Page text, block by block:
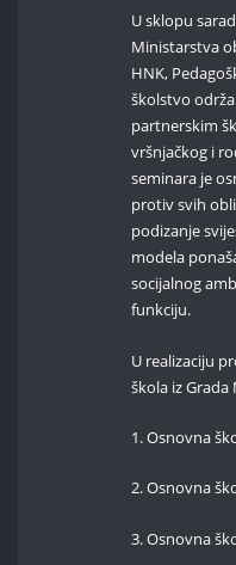
U sklopu
Ministarstva
HNK,
školstvo
partnerskim
vršnjačkog i
seminara je
protiv svih
podizanje
modela
socijalnog
funkciju.
U realizaciju
škola iz Grada
1. Osnovna
2. Osnovna
3. Osnovna